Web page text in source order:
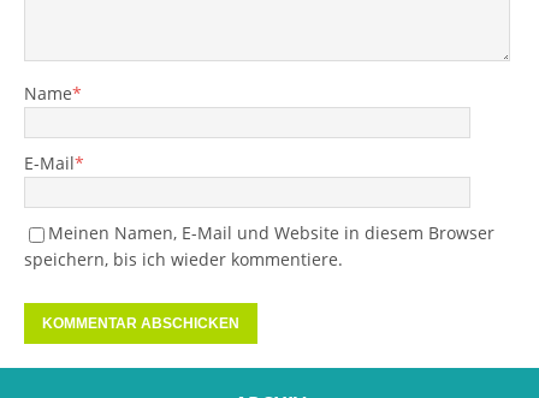
Name*
E-Mail*
Meinen Namen, E-Mail und Website in diesem Browser
speichern, bis ich wieder kommentiere.